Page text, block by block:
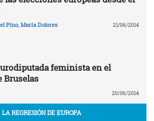
Pino, María Dolores
21/06/2014
feminista en el
Bruselas
20/06/2014
LA REGRESIÓN DE EUROPA